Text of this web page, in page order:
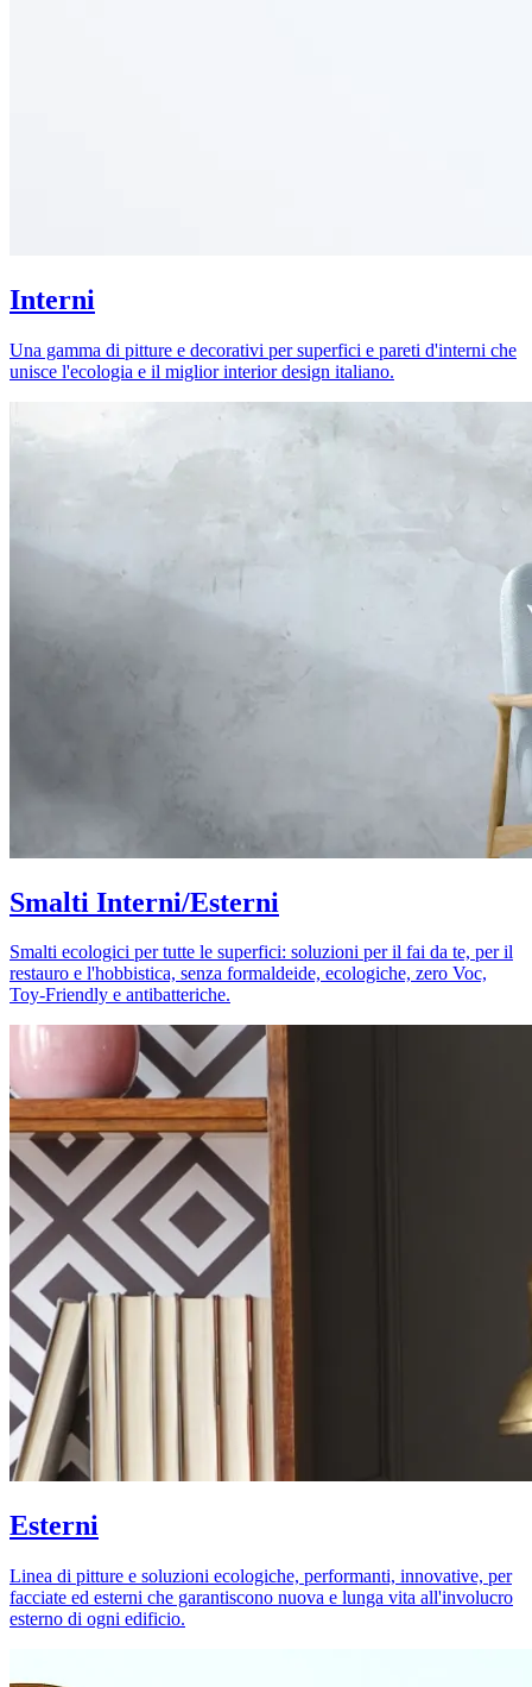
Interni
Una gamma di pitture e decorativi per superfici e pareti d'interni che
unisce l'ecologia e il miglior interior design italiano.
Smalti Interni/Esterni
Smalti ecologici per tutte le superfici: soluzioni per il fai da te, per il
restauro e l'hobbistica, senza formaldeide, ecologiche, zero Voc,
Toy-Friendly e antibatteriche.
Esterni
Linea di pitture e soluzioni ecologiche, performanti, innovative, per
facciate ed esterni che garantiscono nuova e lunga vita all'involucro
esterno di ogni edificio.